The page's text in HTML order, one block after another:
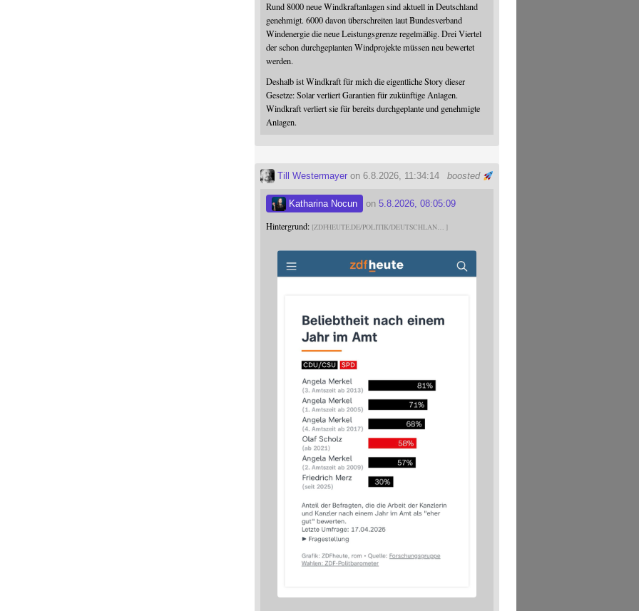
Rund 8000 neue Windkraftanlagen sind aktuell in Deutschland
genehmigt. 6000 davon überschreiten laut Bundesverband
Windenergie die neue Leistungsgrenze regelmäßig. Drei Viertel
der schon durchgeplanten Windprojekte müssen neu bewertet
werden.
Deshalb ist Windkraft für mich die eigentliche Story dieser
Gesetze: Solar verliert Garantien für zukünftige Anlagen.
Windkraft verliert sie für bereits durchgeplante und genehmigte
Anlagen.
boosted
Till Westermayer on 6.8.2026, 11:34:14
Katharina Nocun on5.8.2026, 08:05:09
Hintergrund: ZDFHEUTE.DE/POLITIK/DEUTSCHLAN